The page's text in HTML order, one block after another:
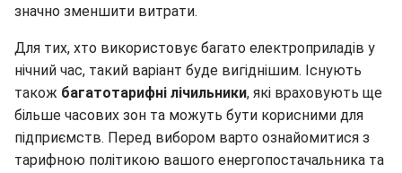
значно зменшити витрати.
Для тих, хто використовує багато електроприладів у
нічний час, такий варіант буде вигіднішим. Існують
також багатотарифні лічильники, які враховують ще
більше часових зон та можуть бути корисними для
підприємств. Перед вибором варто ознайомитися з
тарифною політикою вашого енергопостачальника та